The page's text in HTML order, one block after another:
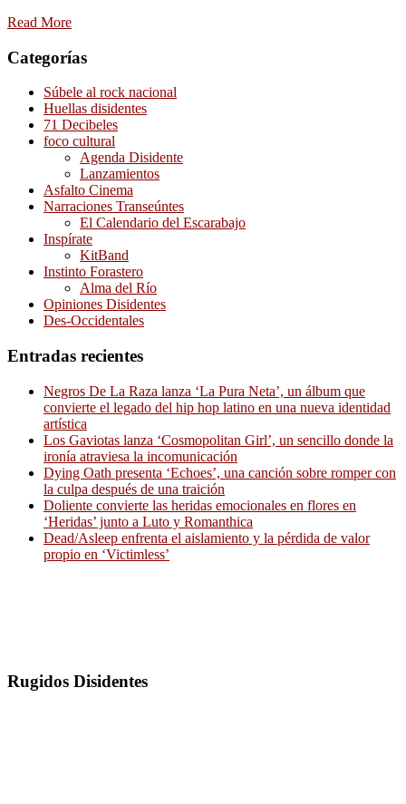
Read More
Categorías
Súbele al rock nacional
Huellas disidentes
71 Decibeles
foco cultural
Agenda Disidente
Lanzamientos
Asfalto Cinema
Narraciones Transeúntes
El Calendario del Escarabajo
Inspírate
KitBand
Instinto Forastero
Alma del Río
Opiniones Disidentes
Des-Occidentales
Entradas recientes
Negros De La Raza lanza ‘La Pura Neta’, un álbum que
convierte el legado del hip hop latino en una nueva identidad
artística
Los Gaviotas lanza ‘Cosmopolitan Girl’, un sencillo donde la
ironía atraviesa la incomunicación
Dying Oath presenta ‘Echoes’, una canción sobre romper con
la culpa después de una traición
Doliente convierte las heridas emocionales en flores en
‘Heridas’ junto a Luto y Romanthica
Dead/Asleep enfrenta el aislamiento y la pérdida de valor
propio en ‘Victimless’
Rugidos Disidentes